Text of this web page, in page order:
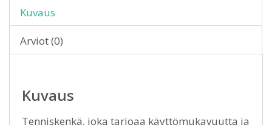
Kuvaus
Arviot (0)
Kuvaus
Tenniskenkä, joka tarjoaa käyttömukavuutta ja